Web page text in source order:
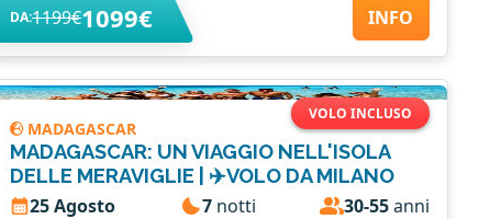
DA:1199€1099€ INFO
VOLO INCLUSO
MADAGASCAR
MADAGASCAR: UN VIAGGIO NELL'ISOLA
DELLE MERAVIGLIE | ✈️VOLO DA MILANO
25 Agosto 7notti 30-55anni